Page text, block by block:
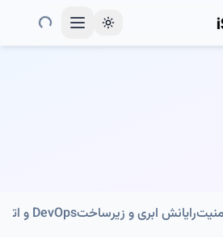
Toggle theme
رایانش ابری و زیرساختDevOps و اتوماسیون